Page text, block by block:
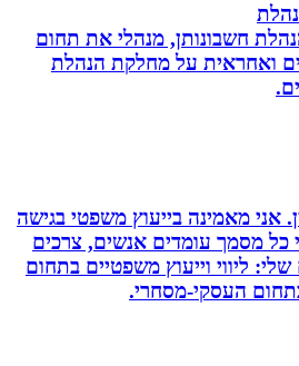
מנהלי את תחום
על מחלקת הנהלת
מאמינה בייעוץ משפטי בגישה
עומדים אנשים, צרכים
וייעוץ משפטיים בתחום
העסקי-מסחרי.